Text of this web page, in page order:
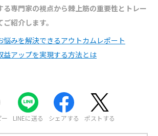
る専門家の視点から棘上筋の重要性とトレー
紹介します。
みを解決できるアウトカムレポート
アップを実現する方法とは
LINEに送る シェアする ポストする